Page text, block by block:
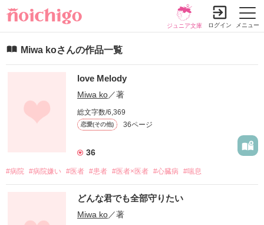
メニュー
ジュニア文庫 ログイン
Miwa koさんの作品一覧
love Melody
Miwa ko／著
総文字数/6,369
恋愛(その他) 36ページ
36
#病院 #病院嫌い #医者 #患者 #医者×医者 #心臓病 #喘息
どんな君でも全部守りたい
Miwa ko／著